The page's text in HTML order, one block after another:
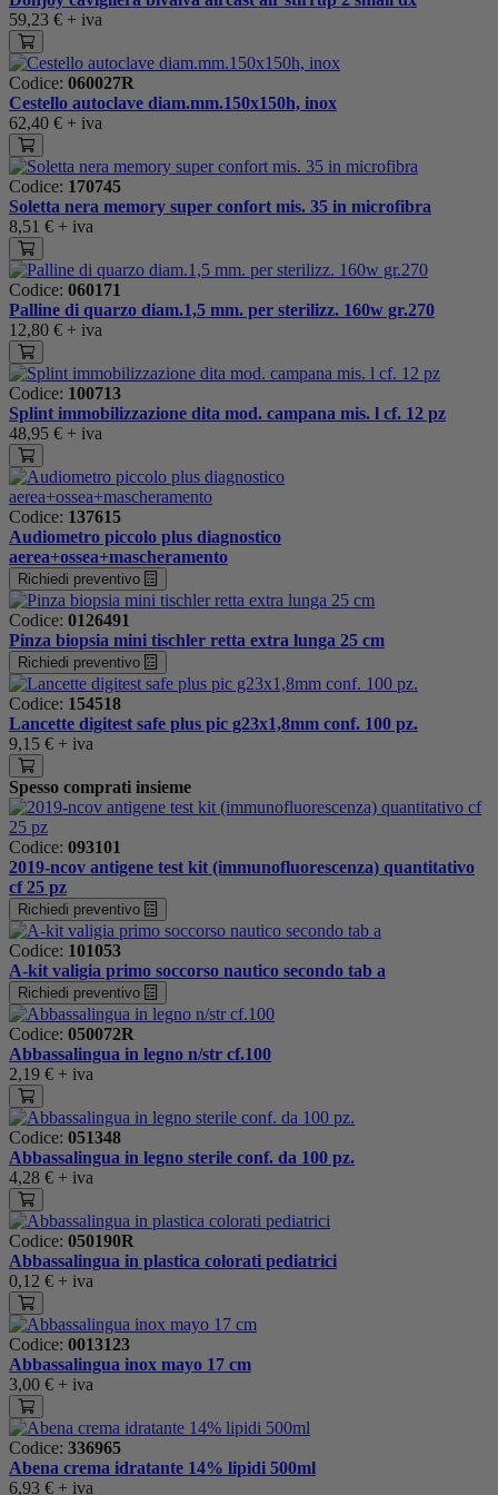
59,23 € + iva
Codice: 060027R
Cestello autoclave diam.mm.150x150h, inox
62,40 € + iva
Codice: 170745
Soletta nera memory super confort mis. 35 in microfibra
8,51 € + iva
Codice: 060171
Palline di quarzo diam.1,5 mm. per sterilizz. 160w gr.270
12,80 € + iva
Codice: 100713
Splint immobilizzazione dita mod. campana mis. l cf. 12 pz
48,95 € + iva
Codice: 137615
Audiometro piccolo plus diagnostico
aerea+ossea+mascheramento
Richiedi preventivo
Codice: 0126491
Pinza biopsia mini tischler retta extra lunga 25 cm
Richiedi preventivo
Codice: 154518
Lancette digitest safe plus pic g23x1,8mm conf. 100 pz.
9,15 € + iva
Spesso comprati insieme
Codice: 093101
2019-ncov antigene test kit (immunofluorescenza) quantitativo
cf 25 pz
Richiedi preventivo
Codice: 101053
A-kit valigia primo soccorso nautico secondo tab a
Richiedi preventivo
Codice: 050072R
Abbassalingua in legno n/str cf.100
2,19 € + iva
Codice: 051348
Abbassalingua in legno sterile conf. da 100 pz.
4,28 € + iva
Codice: 050190R
Abbassalingua in plastica colorati pediatrici
0,12 € + iva
Codice: 0013123
Abbassalingua inox mayo 17 cm
3,00 € + iva
Codice: 336965
Abena crema idratante 14% lipidi 500ml
6,93 € + iva